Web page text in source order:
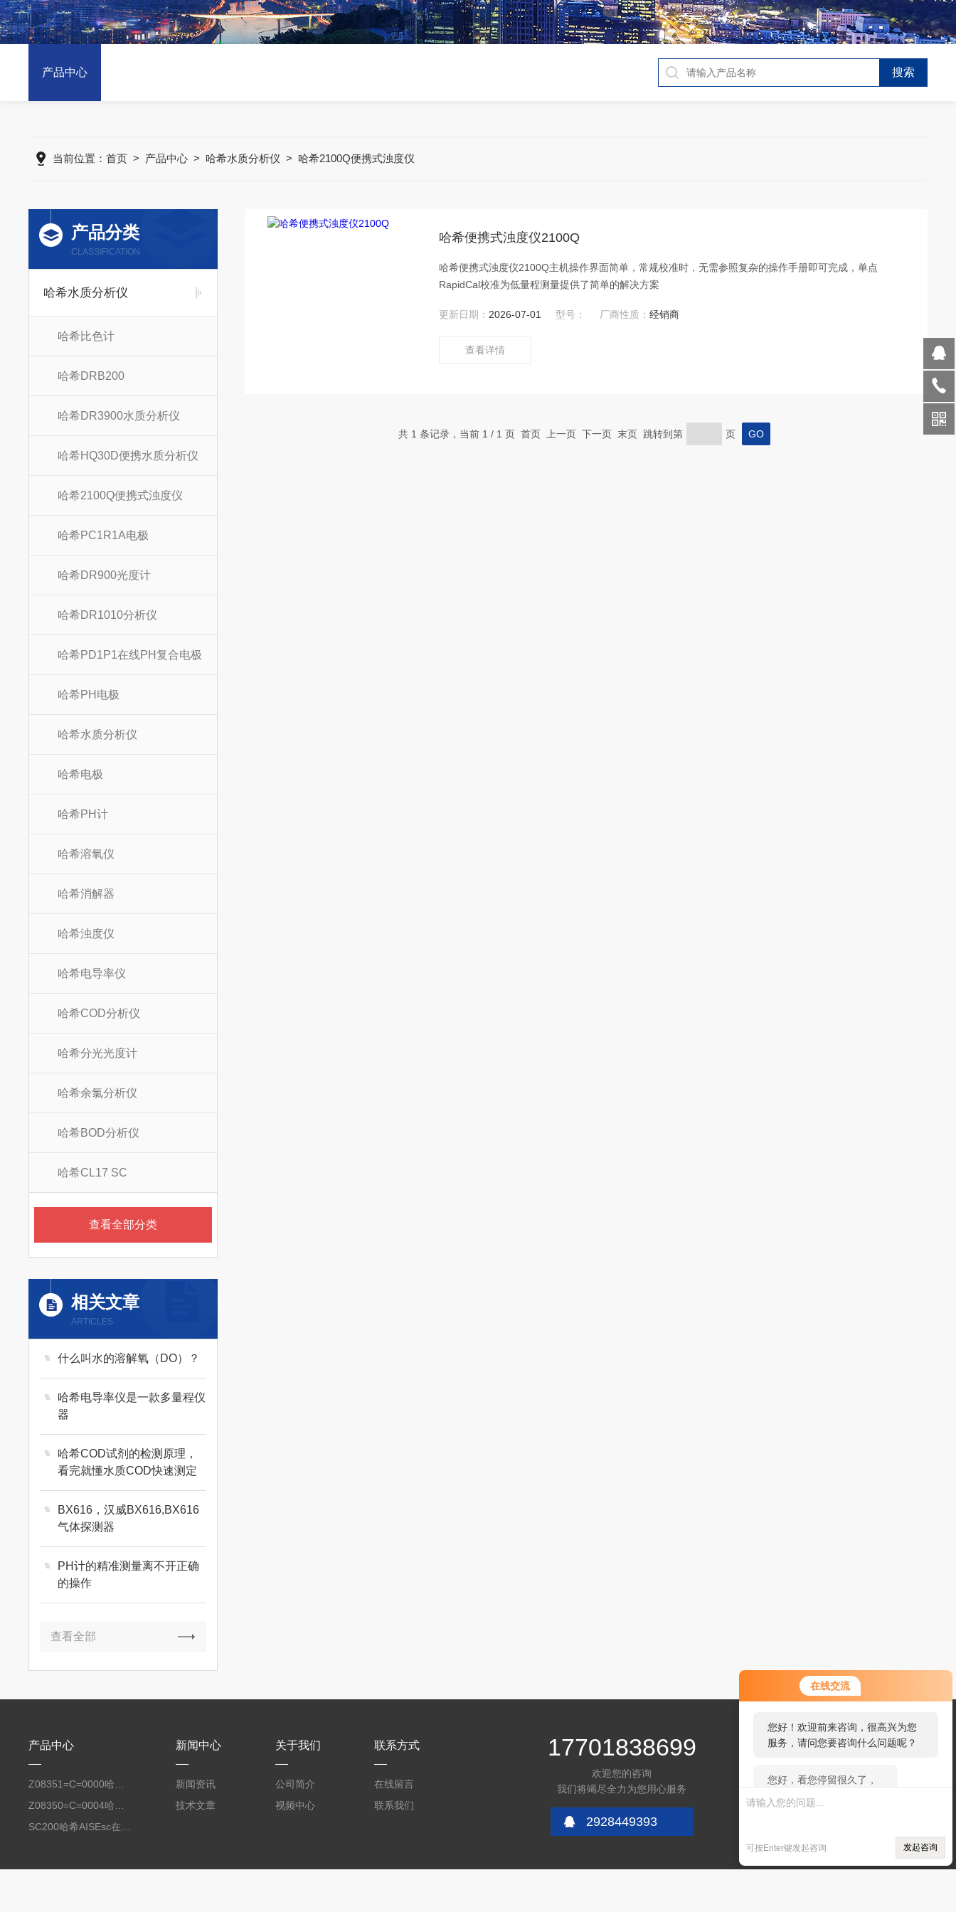
在线交流
您好！欢迎前来咨询，很高兴为您
服务，请问您要咨询什么问题呢？
您好，看您停留很久了，是否找到
了需求产品，您可以直接在线与我
可按Enter键发起咨询 发起咨询
产品中心
当前位置：首页 > 产品中心 > 哈希水质分析仪 > 哈希2100Q便携式浊度仪
产品分类
CLASSIFICATION
哈希水质分析仪
哈希比色计
哈希DRB200
哈希DR3900水质分析仪
哈希HQ30D便携水质分析仪
哈希2100Q便携式浊度仪
哈希PC1R1A电极
哈希DR900光度计
哈希DR1010分析仪
哈希PD1P1在线PH复合电极
哈希PH电极
哈希水质分析仪
哈希电极
哈希PH计
哈希溶氧仪
哈希消解器
哈希浊度仪
哈希电导率仪
哈希COD分析仪
哈希分光光度计
哈希余氯分析仪
哈希BOD分析仪
哈希CL17 SC
查看全部分类
相关文章
ARTICLES
什么叫水的溶解氧（DO）？
哈希电导率仪是一款多量程仪
器
哈希COD试剂的检测原理，
看完就懂水质COD快速测定
逻辑
BX616，汉威BX616,BX616
气体探测器
PH计的精准测量离不开正确
的操作
查看全部
哈希便携式浊度仪2100Q
哈希便携式浊度仪2100Q主机操作界面简单，常规校准时，无需参照复杂的操作手册即可完成，单点
RapidCal校准为低量程测量提供了简单的解决方案
更新日期： 2026-07-01 型号： 厂商性质：经销商
查看详情
共 1 条记录，当前 1 / 1 页 首页 上一页 下一页 末页 跳转到第 页
产品中心 新闻中心
新闻资讯
技术文章
关于我们
公司简介
视频中心
联系方式
在线留言
联系我们
17701838699
欢迎您的咨询
我们将竭尽全力为您用心服务
2928449393
微信咨询